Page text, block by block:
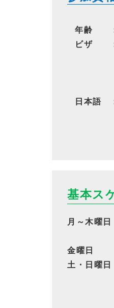
年齢
ビザ
日本語
基本ス
月～木曜日
金曜日
土・日曜日